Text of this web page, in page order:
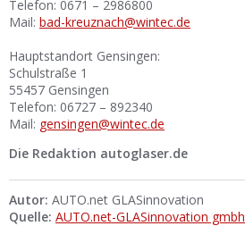
Telefon: 0671 – 2986800
Mail: bad-kreuznach@wintec.de
Hauptstandort Gensingen:
Schulstraße 1
55457 Gensingen
Telefon: 06727 – 892340
Mail: gensingen@wintec.de
Die Redaktion autoglaser.de
Autor: AUTO.net GLASinnovation
Quelle: AUTO.net-GLASinnovation gmbh